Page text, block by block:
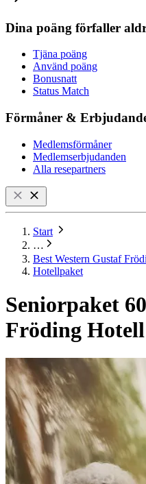
Dina poäng förfaller
Tjäna poäng
Använd poäng
Bonusnatt
Status Match
Förmåner &
Medlemsförmåner
Medlemserbjudanden
Alla resepartners
Start
…
Best Western Gustaf
Hotellpaket
Seniorpaket
Fröding Hotell